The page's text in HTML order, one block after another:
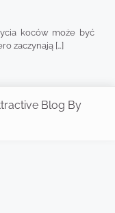
koców może być
zaczynają […]
Blog By